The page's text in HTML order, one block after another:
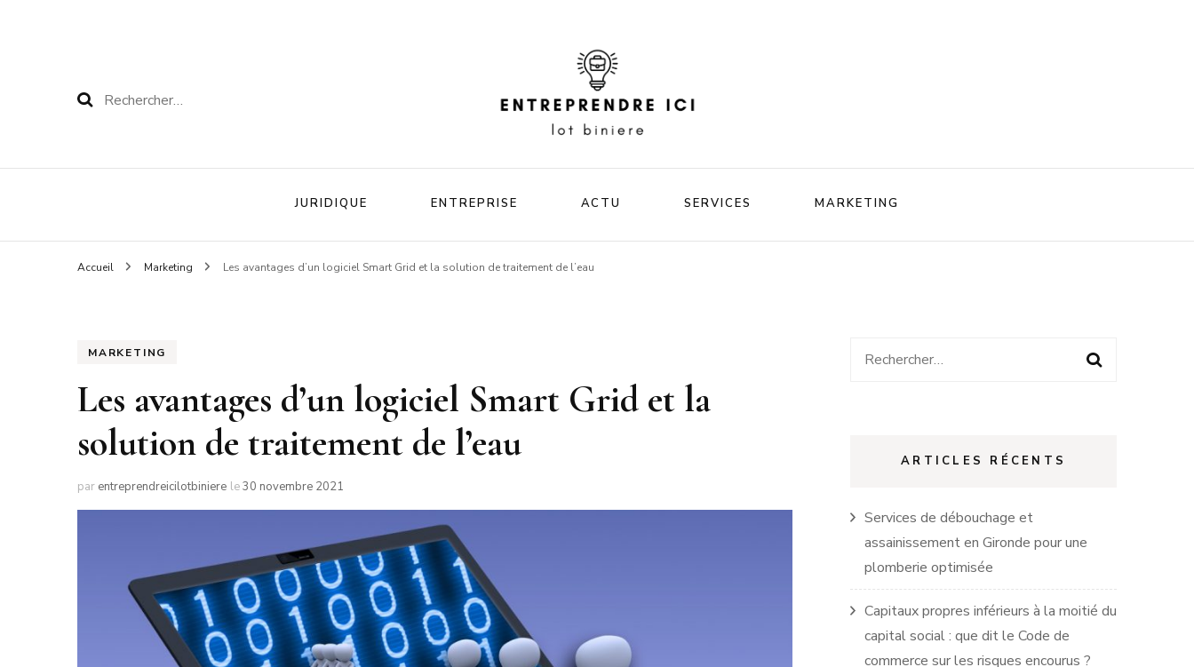
Rechercher :
Entreprendre
ici lot biniere
Votre blog business
JURIDIQUE ENTREPRISE ACTU SERVICES MARKETING
Accueil Marketing Les avantages d’un logiciel Smart Grid et la solution de traitement de l’eau
MARKETING
Les avantages d’un logiciel Smart Grid et la
solution de traitement de l’eau
par entreprendreicilotbiniere le30 novembre 2021
Rechercher :
ARTICLES RÉCENTS
Services de débouchage et
assainissement en Gironde pour une
plomberie optimisée
Capitaux propres inférieurs à la moitié du
capital social : que dit le Code de
commerce sur les risques encourus ?